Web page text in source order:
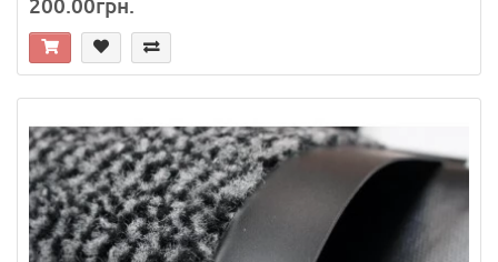
200.00грн.